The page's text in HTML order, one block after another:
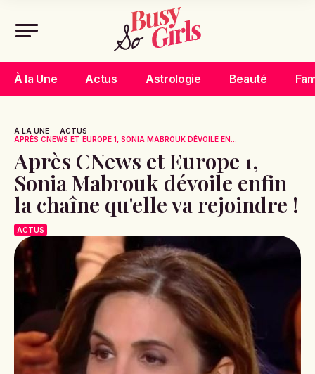
À la Une Actus Astrologie Beauté
À LA UNE
ACTUS
APRÈS CNEWS ET EUROPE 1, SONIA MABROUK DÉVOILE EN...
Après CNews et Europe 1,
Sonia Mabrouk dévoile enfin
la chaîne qu'elle va rejoindre !
ACTUS